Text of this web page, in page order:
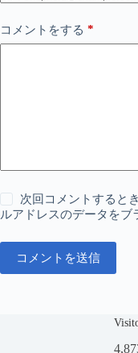
コメントをする *
次回コメントすると
ルアドレスのデータをブ
コメントを送信